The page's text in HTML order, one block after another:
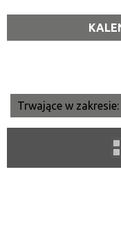
Szukana fraza
Kategoria
Trwające w zakresie: